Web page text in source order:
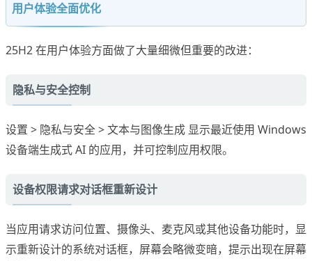
用户体验全面优化
25H2 在用户体验方面做了大量细微但重要的改进：
隐私与安全控制
设置 > 隐私与安全 > 文本与图像生成 显示最近使用 Windows
设备端生成式 AI 的应用，并可控制应用权限。
设备权限请求对话框重新设计
当应用请求访问位置、摄像头、麦克风或其他设备功能时，显
示重新设计的系统对话框，屏幕会略微变暗，提示出现在屏幕